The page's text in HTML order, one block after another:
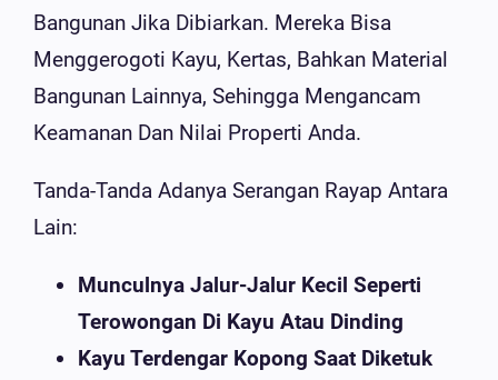
Bangunan Jika Dibiarkan. Mereka Bisa
Menggerogoti Kayu, Kertas, Bahkan Material
Bangunan Lainnya, Sehingga Mengancam
Keamanan Dan Nilai Properti Anda.
Tanda-Tanda Adanya Serangan Rayap Antara
Lain:
Munculnya Jalur-Jalur Kecil Seperti
Terowongan Di Kayu Atau Dinding
Kayu Terdengar Kopong Saat Diketuk